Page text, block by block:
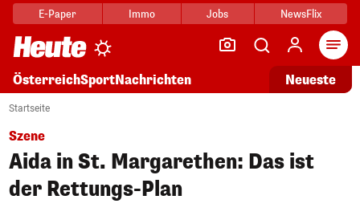
E-Paper Immo Jobs NewsFlix
ÖsterreichSportNachrichten Neueste
Startseite
Szene
Aida in St. Margarethen: Das ist
der Rettungs-Plan